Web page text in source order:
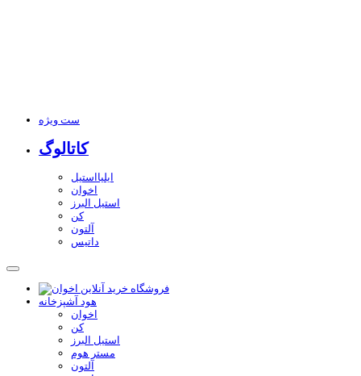
ست ویژه
کاتالوگ
ایلیااستیل
اخوان
استیل البرز
کن
آلتون
داتیس
هود آشپزخانه
اخوان
کن
استیل البرز
مستر هوم
آلتون